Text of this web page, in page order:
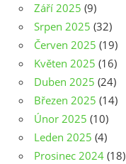
Září 2025 (9)
Srpen 2025 (32)
Červen 2025 (19)
Květen 2025 (16)
Duben 2025 (24)
Březen 2025 (14)
Únor 2025 (10)
Leden 2025 (4)
Prosinec 2024 (18)